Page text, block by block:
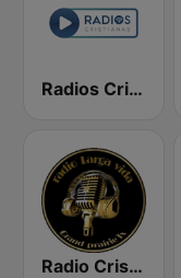
Radios Cristianas
Radio Cristiana Larga Vida Texas